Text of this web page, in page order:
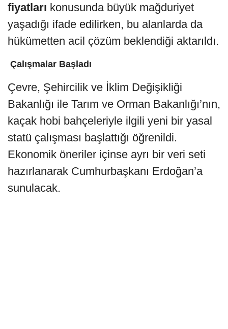
fiyatları konusunda büyük mağduriyet
yaşadığı ifade edilirken, bu alanlarda da
hükümetten acil çözüm beklendiği aktarıldı.
Çalışmalar Başladı
Çevre, Şehircilik ve İklim Değişikliği
Bakanlığı ile Tarım ve Orman Bakanlığı’nın,
kaçak hobi bahçeleriyle ilgili yeni bir yasal
statü çalışması başlattığı öğrenildi.
Ekonomik öneriler içinse ayrı bir veri seti
hazırlanarak Cumhurbaşkanı Erdoğan’a
sunulacak.